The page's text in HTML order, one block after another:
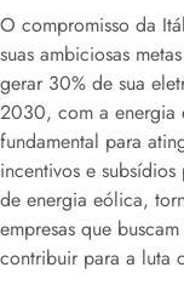
O compromisso da
suas ambiciosas
gerar 30% de sua
2030, com a energia
fundamental para
incentivos e
de energia eólica,
empresas que
contribuir para a luta